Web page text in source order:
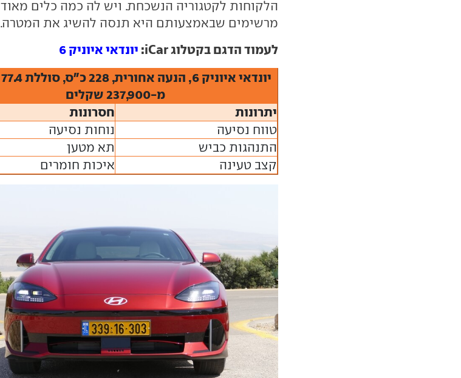
הלקוחות לקטגוריה הנשכחת. ויש לה כמה כלים מאוד
מרשימים שבאמצעותם היא תנסה להשיג את המטרה.
לעמוד הדגם בקטלוג iCar:
יונדאי איוניק 6
מ-237,900 שקלים
יתרונות
חסרונות
טווח נסיעה
נוחות נסיעה
התנהגות כביש
תא מטען
קצב טעינה
איכות חומרים